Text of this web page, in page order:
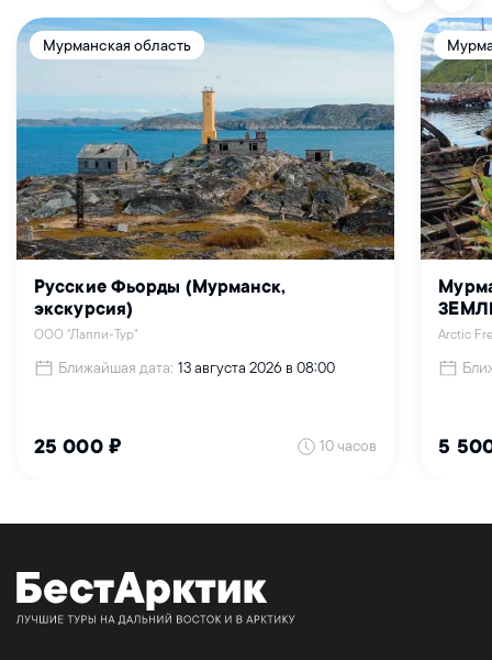
Мурманская область
Русские Фьорды (Мурманск,
экскурсия)
ООО "Лаппи-Тур"
Ближайшая дата: 13 августа 2026 в 08:00
25 000 ₽ 10 часов
Arctic
5